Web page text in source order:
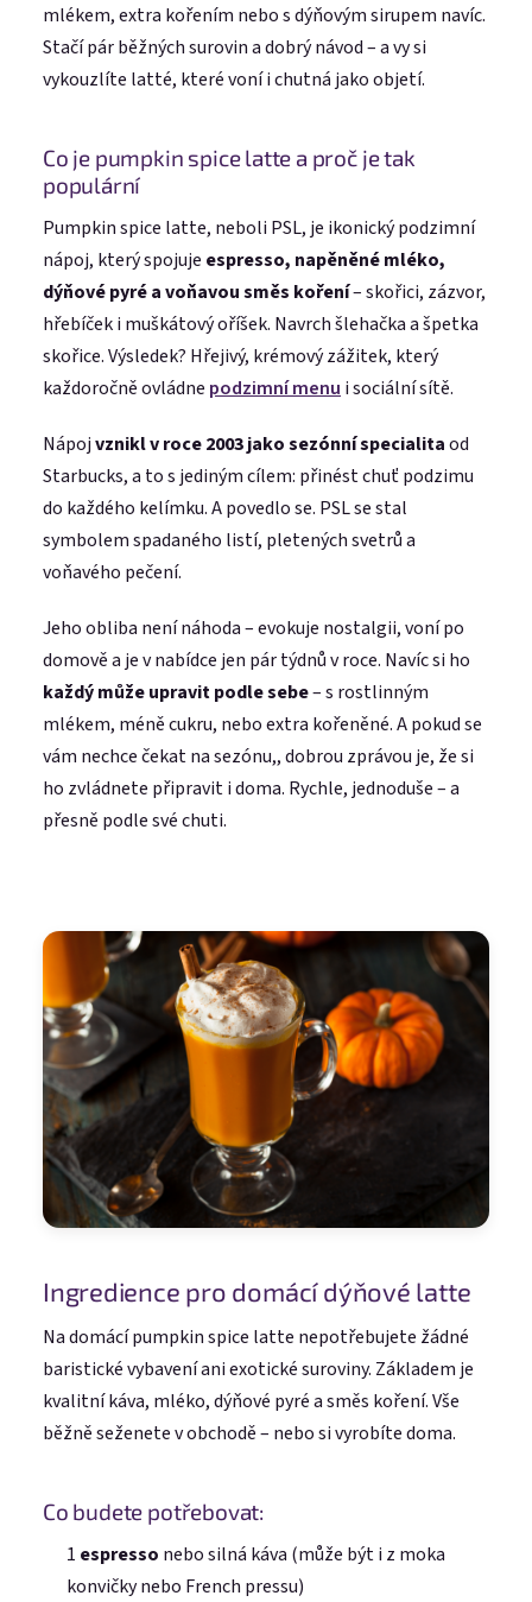
mlékem, extra kořením nebo s dýňovým sirupem navíc.
Stačí pár běžných surovin a dobrý návod – a vy si
vykouzlíte latté, které voní i chutná jako objetí.
Co je pumpkin spice latte a proč je tak
populární
Pumpkin spice latte, neboli PSL, je ikonický podzimní
nápoj, který spojuje espresso, napěněné mléko,
dýňové pyré a voňavou směs koření– skořici, zázvor,
hřebíček i muškátový oříšek. Navrch šlehačka a špetka
skořice. Výsledek? Hřejivý, krémový zážitek, který
každoročně ovládne podzimní menu i sociální sítě.
Nápojvznikl v roce 2003 jako sezónní specialitaod
Starbucks, a to s jediným cílem: přinést chuť podzimu
do každého kelímku. A povedlo se. PSL se stal
symbolem spadaného listí, pletených svetrů a
voňavého pečení.
Jeho obliba není náhoda – evokuje nostalgii, voní po
domově a je v nabídce jen pár týdnů v roce. Navíc si ho
každý může upravit podle sebe– s rostlinným
mlékem, méně cukru, nebo extra kořeněné. A pokud se
vám nechce čekat na sezónu,, dobrou zprávou je, že si
ho zvládnete připravit i doma. Rychle, jednoduše – a
přesně podle své chuti.
Ingredience pro domácí dýňové latte
Na domácí pumpkin spice latte nepotřebujete žádné
baristické vybavení ani exotické suroviny. Základem je
kvalitní káva, mléko, dýňové pyré a směs koření. Vše
běžně seženete v obchodě – nebo si vyrobíte doma.
Co budete potřebovat:
1 espresso nebo silná káva (může být i z moka
konvičky nebo French pressu)